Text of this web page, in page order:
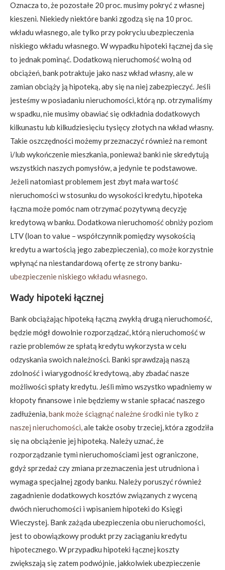
Oznacza to, że pozostałe 20 proc. musimy pokryć z własnej
kieszeni. Niekiedy niektóre banki zgodzą się na 10 proc.
wkładu własnego, ale tylko przy pokryciu ubezpieczenia
niskiego wkładu własnego. W wypadku hipoteki łącznej da się
to jednak pominąć. Dodatkową nieruchomość wolną od
obciążeń, bank potraktuje jako nasz wkład własny, ale w
zamian obciąży ją hipoteką, aby się na niej zabezpieczyć. Jeśli
jesteśmy w posiadaniu nieruchomości, którą np. otrzymaliśmy
w spadku, nie musimy obawiać się odkładnia dodatkowych
kilkunastu lub kilkudziesięciu tysięcy złotych na wkład własny.
Takie oszczędności możemy przeznaczyć również na remont
i/lub wykończenie mieszkania, ponieważ banki nie skredytują
wszystkich naszych pomysłów, a jedynie te podstawowe.
Jeżeli natomiast problemem jest zbyt mała wartość
nieruchomości w stosunku do wysokości kredytu, hipoteka
łączna może pomóc nam otrzymać pozytywną decyzję
kredytową w banku. Dodatkowa nieruchomość obniży poziom
LTV (loan to value – współczynnik pomiędzy wysokością
kredytu a wartością jego zabezpieczenia), co może korzystnie
wpłynąć na niestandardową ofertę ze strony banku-
ubezpieczenie niskiego wkładu własnego.
Wady hipoteki łącznej
Bank obciążając hipoteką łączną zwykłą drugą nieruchomość,
będzie mógł dowolnie rozporządzać, którą nieruchomość w
razie problemów ze spłatą kredytu wykorzysta w celu
odzyskania swoich należności. Banki sprawdzają naszą
zdolność i wiarygodność kredytową, aby zbadać nasze
możliwości spłaty kredytu. Jeśli mimo wszystko wpadniemy w
kłopoty finansowe i nie będziemy w stanie spłacać naszego
zadłużenia,bank może ściągnąć należne środki nie tylko z
naszej nieruchomości,ale także osoby trzeciej, która zgodziła
się na obciążenie jej hipoteką. Należy uznać, że
rozporządzanie tymi nieruchomościami jest ograniczone,
gdyż sprzedaż czy zmiana przeznaczenia jest utrudniona i
wymaga specjalnej zgody banku. Należy poruszyć również
zagadnienie dodatkowych kosztów związanych z wyceną
dwóch nieruchomości i wpisaniem hipoteki do Księgi
Wieczystej. Bank zażąda ubezpieczenia obu nieruchomości,
jest to obowiązkowy produkt przy zaciąganiu kredytu
hipotecznego. W przypadku hipoteki łącznej koszty
zwiększają się zatem podwójnie, jakkolwiek ubezpieczenie